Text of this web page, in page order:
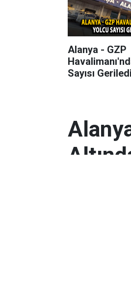
Alanya - GZP
Sayısı Geriledi